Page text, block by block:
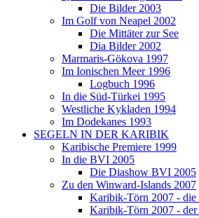
Die Bilder 2003
Im Golf von Neapel 2002
Die Mittäter zur See
Dia Bilder 2002
Marmaris-Gökova 1997
Im Ionischen Meer 1996
Logbuch 1996
In die Süd-Türkei 1995
Westliche Kykladen 1994
Im Dodekanes 1993
SEGELN IN DER KARIBIK
Karibische Premiere 1999
In die BVI 2005
Die Diashow BVI 2005
Zu den Winward-Islands 2007
Karibik-Törn 2007 - die
Karibik-Törn 2007 -